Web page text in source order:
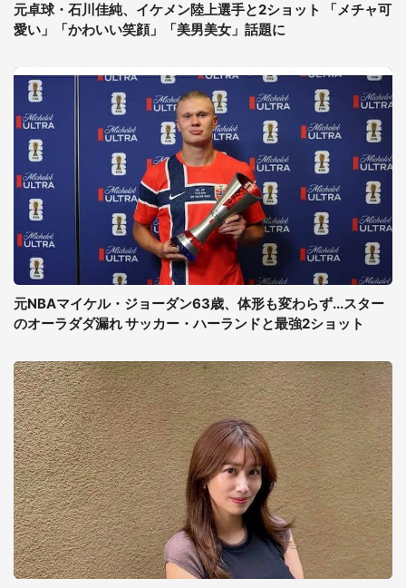
元卓球・石川佳純、イケメン陸上選手と2ショット 「メチャ可
愛い」「かわいい笑顔」「美男美女」話題に
元NBAマイケル・ジョーダン63歳、体形も変わらず...スター
のオーラダダ漏れ サッカー・ハーランドと最強2ショット